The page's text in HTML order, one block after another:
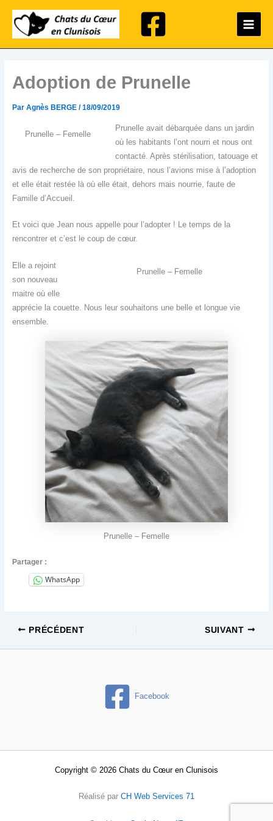
contenu
Main
Menu
Adoption de Prunelle
Par Agnès BERGE /18/09/2019
Prunelle – Femelle
Prunelle avait débarquée dans un jardin
où les habitants l’ont nourri et nous ont
contacté. Après stérilisation, tatouage et
avis de recherche de son propriétaire, nous l’avions mise à l’adoption
et elle était restée là où elle était, dehors mais nourrie, faute de
Famille d’Accueil.
Et voici que Jean nous appelle pour l’adopter ! Le temps de la
rencontrer et c’est le coup de cœur.
Prunelle – Femelle
Elle a rejoint
son nouveau
maitre où elle
apprécie la couette. Nous leur souhaitons une belle et longue vie
ensemble.
Prunelle – Femelle
Partager :
WhatsApp
PRÉCÉDENT SUIVANT
Facebook
Copyright © 2026 Chats du Cœur en Clunisois
Réalisé par CH Web Services 71